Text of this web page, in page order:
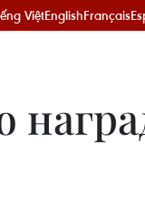
ViệtEnglishFrançais